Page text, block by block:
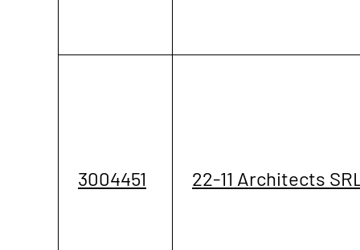
3004451 22-11 Architects